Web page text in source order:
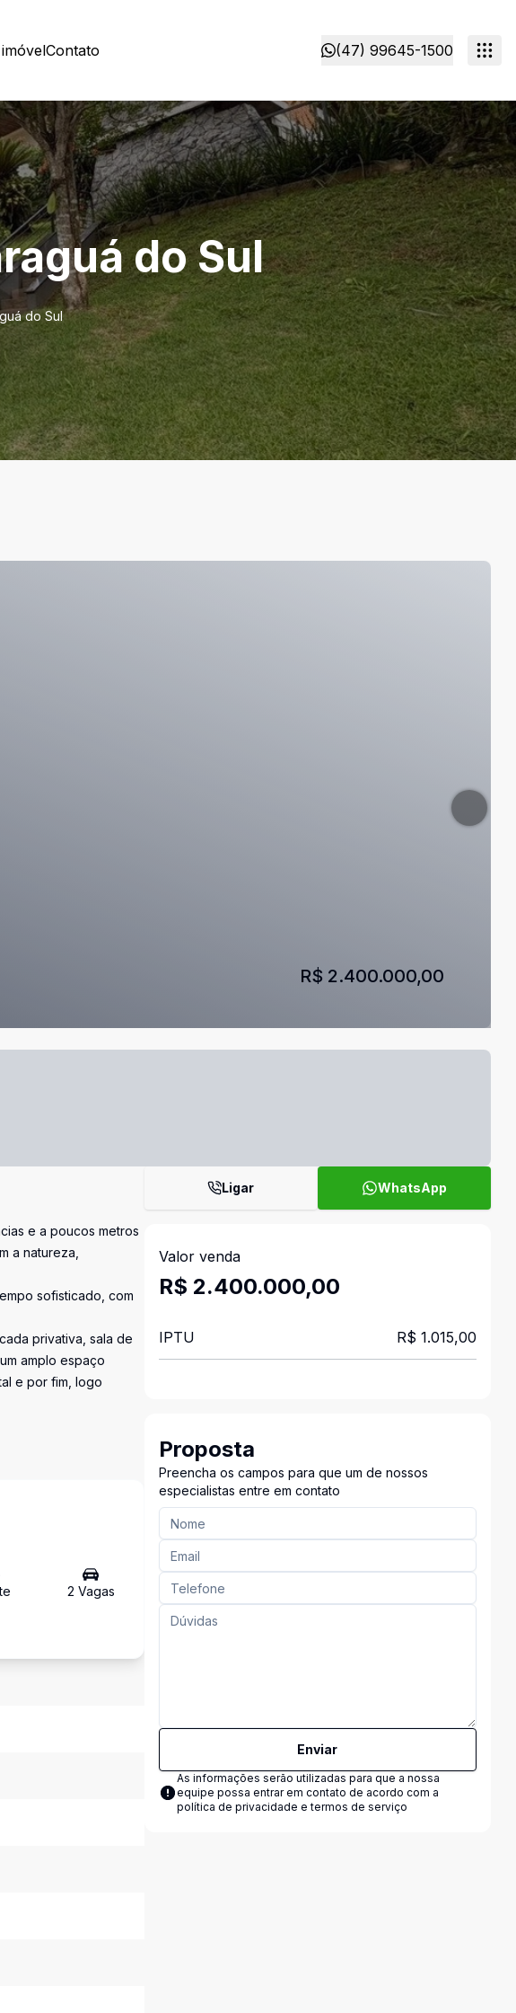
Contato (47) 99645-1500
do Sul
do Sul
R$ 2.400.000,00
e a poucos metros
a natureza,
sofisticado, com
privativa, sala de
amplo espaço
e por fim, logo
2 Vagas
Ligar WhatsApp
Valor venda
R$ 2.400.000,00
IPTU R$ 1.015,00
Proposta
Preencha os campos para que um de nossos
especialistas entre em contato
Enviar
As informações serão utilizadas para que a nossa
equipe possa entrar em contato de acordo com a
política de privacidade e termos de serviço